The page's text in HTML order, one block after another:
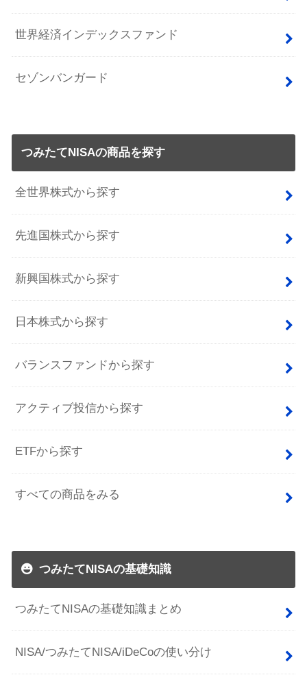
世界経済インデックスファンド
セゾンバンガード
つみたてNISAの商品を探す
全世界株式から探す
先進国株式から探す
新興国株式から探す
日本株式から探す
バランスファンドから探す
アクティブ投信から探す
ETFから探す
すべての商品をみる
つみたてNISAの基礎知識
つみたてNISAの基礎知識まとめ
NISA/つみたてNISA/iDeCoの使い分け